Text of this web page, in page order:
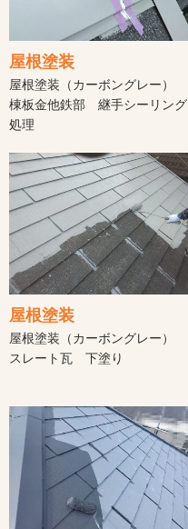
屋根塗装
屋根塗装（カーボングレー）
棟板金他鉄部 継手シーリング
処理
屋根塗装
屋根塗装（カーボングレー）
スレート瓦 下塗り